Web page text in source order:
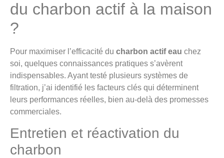
du charbon actif à la maison
?
Pour maximiser l’efficacité du charbon actif eau chez
soi, quelques connaissances pratiques s’avèrent
indispensables. Ayant testé plusieurs systèmes de
filtration, j’ai identifié les facteurs clés qui déterminent
leurs performances réelles, bien au-delà des promesses
commerciales.
Entretien et réactivation du
charbon